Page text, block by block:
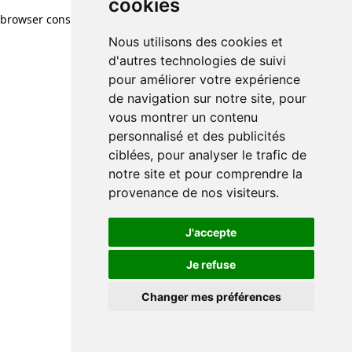
cookies
Nous utilisons des cookies et
d'autres technologies de suivi
pour améliorer votre expérience
de navigation sur notre site, pour
vous montrer un contenu
personnalisé et des publicités
ciblées, pour analyser le trafic de
notre site et pour comprendre la
provenance de nos visiteurs.
J'accepte
Je refuse
Changer mes préférences
browser console for more information)